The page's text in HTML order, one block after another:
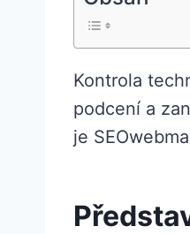
Kontrola
podcení a
je